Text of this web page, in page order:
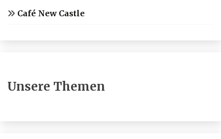
Café New Castle
Unsere Themen